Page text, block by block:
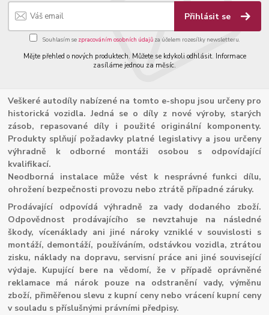
Přihlásit se
Souhlasím se zpracováním osobních údajůza účelem rozesílky newsletteru.
Mějte přehled o nových produktech. Můžete se kdykoli odhlásit. Informace
zasíláme jednou za měsíc.
Veškeré autodíly nabízené na tomto e-shopu jsou určeny pro
historická vozidla. Jedná se o díly z nové výroby, starých
zásob, repasované díly i použité originální komponenty.
Produkty splňují požadavky platné legislativy a jsou určeny
výhradně k odborné montáži osobou s odpovídající
kvalifikací.
Neodborná instalace může vést k nesprávné funkci dílu,
ohrožení bezpečnosti provozu nebo ztrátě případné záruky.
Prodávající odpovídá výhradně za vady dodaného zboží.
Odpovědnost prodávajícího se nevztahuje na následné
škody, vícenáklady ani jiné nároky vzniklé v souvislosti s
montáží, demontáží, používáním, odstávkou vozidla, ztrátou
zisku, náklady na dopravu, servisní práce ani jiné související
výdaje. Kupující bere na vědomí, že v případě oprávněné
reklamace má nárok pouze na odstranění vady, výměnu
zboží, přiměřenou slevu z kupní ceny nebo vrácení kupní ceny
v souladu s příslušnými právními předpisy.